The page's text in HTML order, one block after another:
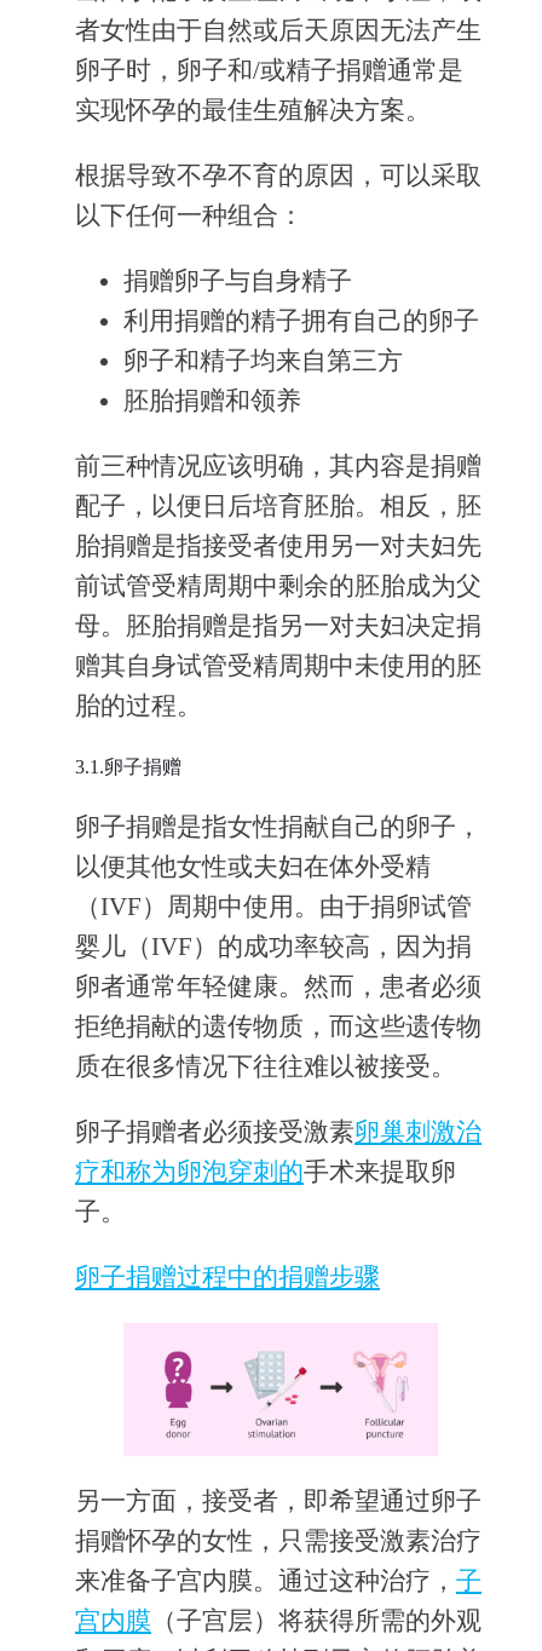
者女性由于自然或后天原因无法产生
卵子时，卵子和/或精子捐赠通常是
实现怀孕的最佳生殖解决方案。
根据导致不孕不育的原因，可以采取
以下任何一种组合：
捐赠卵子与自身精子
利用捐赠的精子拥有自己的卵子
卵子和精子均来自第三方
胚胎捐赠和领养
前三种情况应该明确，其内容是捐赠
配子，以便日后培育胚胎。相反，胚
胎捐赠是指接受者使用另一对夫妇先
前试管受精周期中剩余的胚胎成为父
母。胚胎捐赠是指另一对夫妇决定捐
赠其自身试管受精周期中未使用的胚
胎的过程。
3.1.卵子捐赠
卵子捐赠是指女性捐献自己的卵子，
以便其他女性或夫妇在体外受精
（IVF）周期中使用。由于捐卵试管
婴儿（IVF）的成功率较高，因为捐
卵者通常年轻健康。然而，患者必须
拒绝捐献的遗传物质，而这些遗传物
质在很多情况下往往难以被接受。
卵子捐赠者必须接受激素卵巢刺激治
疗和称为卵泡穿刺的手术来提取卵
子。
卵子捐赠过程中的捐赠步骤
另一方面，接受者，即希望通过卵子
捐赠怀孕的女性，只需接受激素治疗
来准备子宫内膜。通过这种治疗， 子
宫内膜 （子宫层）将获得所需的外观